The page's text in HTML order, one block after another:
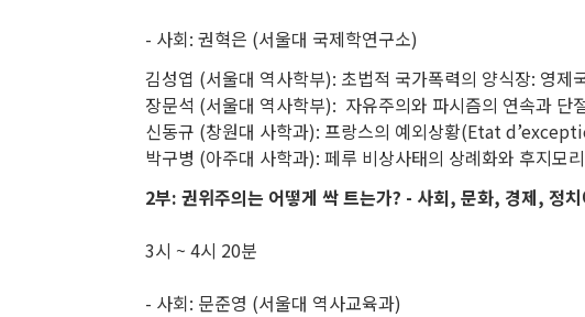
- 사회: 권혁은 (서울대 국제학연구소)
김성엽 (서울대 역사학부): 초법적 국가폭력의 양식장: 영제
장문석 (서울대 역사학부): 자유주의와 파시즘의 연속과 단
신동규 (창원대 사학과): 프랑스의 예외상황(Etat
박구병 (아주대 사학과): 페루 비상사태의 상례화와 후지모
2부: 권위주의는 어떻게 싹 트는가? - 사회, 문화, 경제, 정치
3시 ~ 4시 20분
- 사회: 문준영 (서울대 역사교육과)